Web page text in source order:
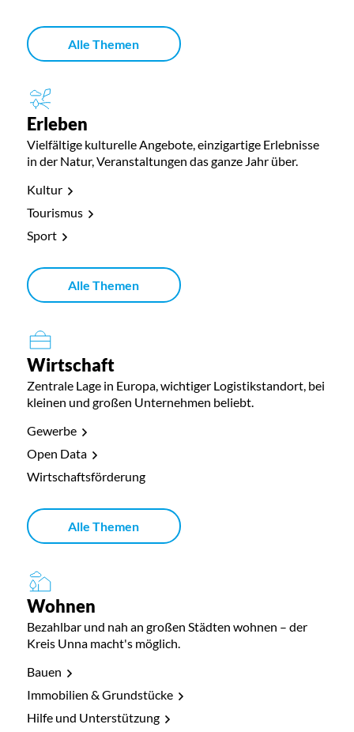
Alle Themen
Erleben
Vielfältige kulturelle Angebote, einzigartige Erlebnisse
in der Natur, Veranstaltungen das ganze Jahr über.
Kultur
Tourismus
Sport
Alle Themen
Wirtschaft
Zentrale Lage in Europa, wichtiger Logistikstandort, bei
kleinen und großen Unternehmen beliebt.
Gewerbe
Open Data
Wirtschaftsförderung
Alle Themen
Wohnen
Bezahlbar und nah an großen Städten wohnen – der
Kreis Unna macht's möglich.
Bauen
Immobilien & Grundstücke
Hilfe und Unterstützung